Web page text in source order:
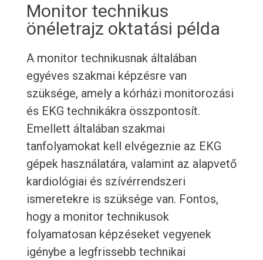
Monitor technikus
önéletrajz oktatási példa
A monitor technikusnak általában
egyéves szakmai képzésre van
szüksége, amely a kórházi monitorozási
és EKG technikákra összpontosít.
Emellett általában szakmai
tanfolyamokat kell elvégeznie az EKG
gépek használatára, valamint az alapvető
kardiológiai és szívérrendszeri
ismeretekre is szüksége van. Fontos,
hogy a monitor technikusok
folyamatosan képzéseket vegyenek
igénybe a legfrissebb technikai